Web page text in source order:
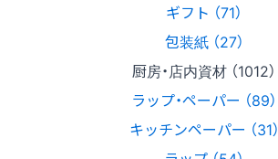
ギフト （71）
包装紙 （27）
厨房・店内資材 （1012）
ラップ・ペーパー （89）
キッチンペーパー （31）